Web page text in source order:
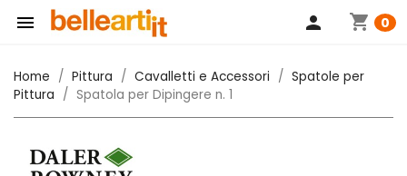
 shopping_cart 0
person
Home Pittura Cavalletti e Accessori
Spatole per
Pittura
Spatola per Dipingere n. 1